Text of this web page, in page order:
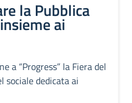
la Pubblica
ai
a “Progress” la Fiera del
sociale dedicata ai